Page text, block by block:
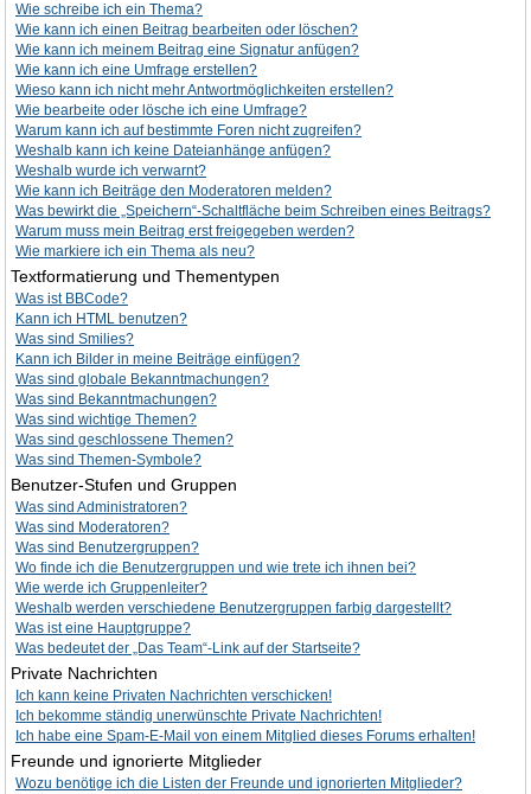
Wie schreibe ich ein Thema?
Wie kann ich einen Beitrag bearbeiten oder löschen?
Wie kann ich meinem Beitrag eine Signatur anfügen?
Wie kann ich eine Umfrage erstellen?
Wieso kann ich nicht mehr Antwortmöglichkeiten erstellen?
Wie bearbeite oder lösche ich eine Umfrage?
Warum kann ich auf bestimmte Foren nicht zugreifen?
Weshalb kann ich keine Dateianhänge anfügen?
Weshalb wurde ich verwarnt?
Wie kann ich Beiträge den Moderatoren melden?
Was bewirkt die „Speichern“-Schaltfläche beim Schreiben eines Beitrags?
Warum muss mein Beitrag erst freigegeben werden?
Wie markiere ich ein Thema als neu?
Textformatierung und Thementypen
Was ist BBCode?
Kann ich HTML benutzen?
Was sind Smilies?
Kann ich Bilder in meine Beiträge einfügen?
Was sind globale Bekanntmachungen?
Was sind Bekanntmachungen?
Was sind wichtige Themen?
Was sind geschlossene Themen?
Was sind Themen-Symbole?
Benutzer-Stufen und Gruppen
Was sind Administratoren?
Was sind Moderatoren?
Was sind Benutzergruppen?
Wo finde ich die Benutzergruppen und wie trete ich ihnen bei?
Wie werde ich Gruppenleiter?
Weshalb werden verschiedene Benutzergruppen farbig dargestellt?
Was ist eine Hauptgruppe?
Was bedeutet der „Das Team“-Link auf der Startseite?
Private Nachrichten
Ich kann keine Privaten Nachrichten verschicken!
Ich bekomme ständig unerwünschte Private Nachrichten!
Ich habe eine Spam-E-Mail von einem Mitglied dieses Forums erhalten!
Freunde und ignorierte Mitglieder
Wozu benötige ich die Listen der Freunde und ignorierten Mitglieder?